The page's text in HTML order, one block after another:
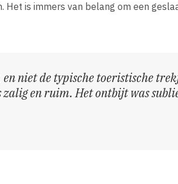
Het is immers van belang om een
niet de typische toeristische
zalig en ruim. Het ontbijt was